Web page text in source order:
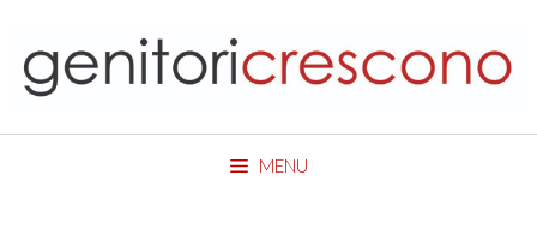
content
MENU